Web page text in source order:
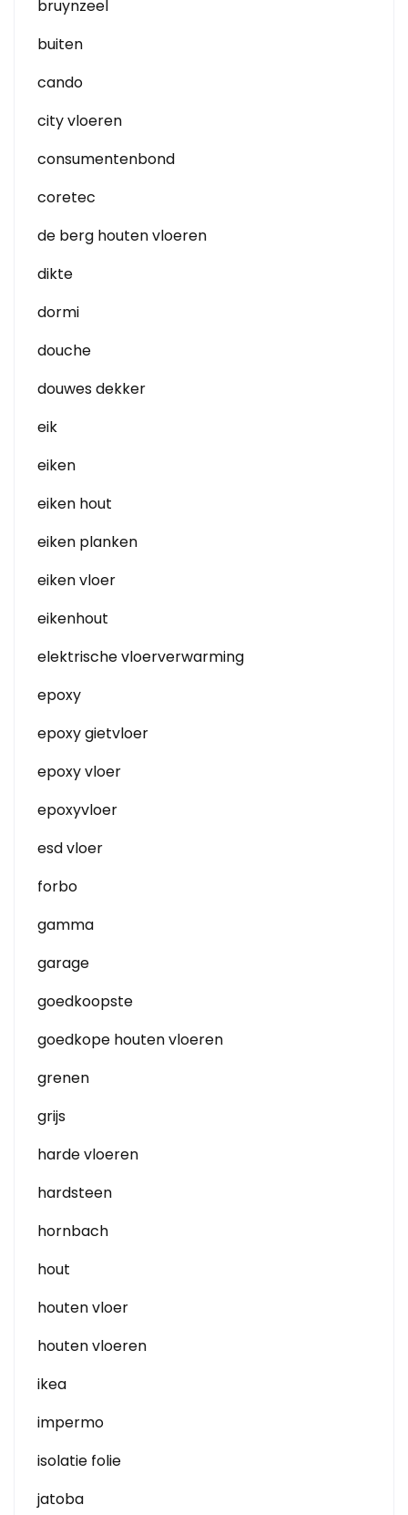
bruynzeel
buiten
cando
city vloeren
consumentenbond
coretec
de berg houten vloeren
dikte
dormi
douche
douwes dekker
eik
eiken
eiken hout
eiken planken
eiken vloer
eikenhout
elektrische vloerverwarming
epoxy
epoxy gietvloer
epoxy vloer
epoxyvloer
esd vloer
forbo
gamma
garage
goedkoopste
goedkope houten vloeren
grenen
grijs
harde vloeren
hardsteen
hornbach
hout
houten vloer
houten vloeren
ikea
impermo
isolatie folie
jatoba